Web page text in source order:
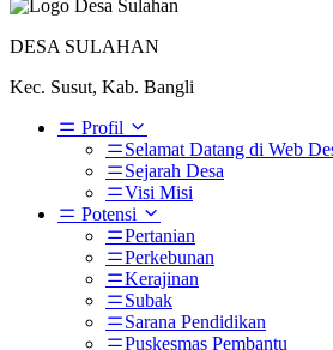
DESA SULAHAN
Kec. Susut, Kab. Bangli
Profil
Selamat Datang di Web
Sejarah Desa
Visi Misi
Potensi
Pertanian
Perkebunan
Kerajinan
Subak
Sarana Pendidikan
Puskesmas Pembantu